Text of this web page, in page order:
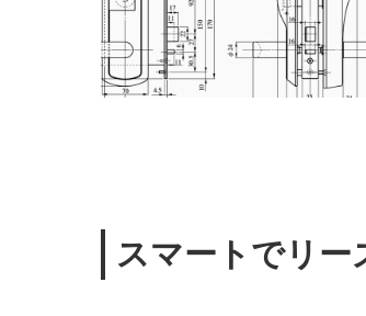
スマートでリー